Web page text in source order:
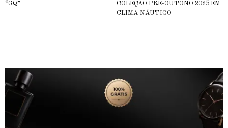
“GQ”
COLEÇÃO PRÉ-OUTONO 2025 EM
CLIMA NÁUTICO